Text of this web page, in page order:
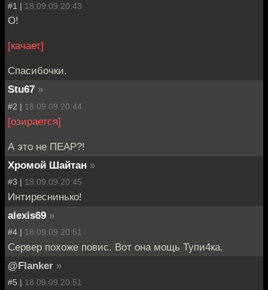
#1 | 18.09.09 20:43
О!
[качает]
Спасибочки.
Stu67 »
#2 | 18.09.09 20:44
[озирается]
А это не ПЕАР?!
Хромой Шайтан »
#3 | 18.09.09 20:45
Интиреснинько!
alexis69 »
#4 | 18.09.09 20:51
Сервер похоже повис. Вот она мощь Тупи4ка.
@Flanker »
#5 | 18.09.09 20:51